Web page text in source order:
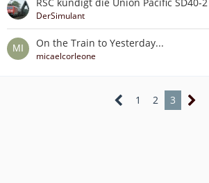
DerSimulant
On the Train to Yesterday...
micaelcorleone
1 2 3